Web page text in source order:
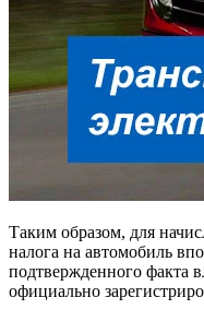
Таким образом, для
налога на автомобиль
подтвержденного факта
официально